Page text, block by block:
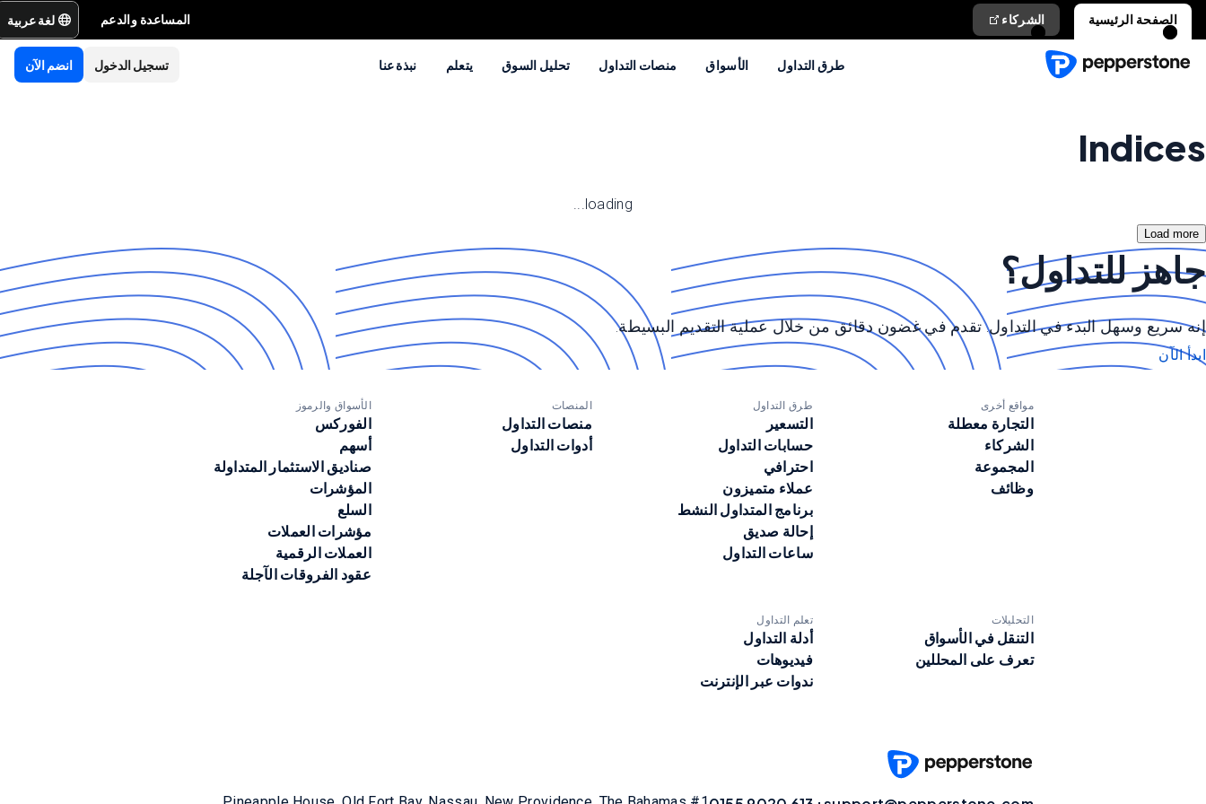
الصفحة الرئيسية الشركاء المساعدة والدعم لغة عربية
طرق التداول الأسواق منصات التداول تحليل السوق يتعلم نبذة عنا انضم الآن تسجيل الدخول
Indices
loading...
Load more
جاهز للتداول؟
إنه سريع وسهل البدء في التداول. تقدم في غضون دقائق من خلال عملية التقديم البسيطة.
ابدأ الآن
مواقع أخرى
التجارة معطلة
الشركاء
المجموعة
وظائف
طرق التداول
التسعير
حسابات التداول
احترافي
عملاء متميزون
برنامج المتداول النشط
إحالة صديق
ساعات التداول
المنصات
منصات التداول
أدوات التداول
الأسواق والرموز
الفوركس
أسهم
صناديق الاستثمار المتداولة
المؤشرات
السلع
مؤشرات العملات
العملات الرقمية
عقود الفروقات الآجلة
التحليلات
التنقل في الأسواق
تعرف على المحللين
تعلم التداول
أدلة التداول
فيديوهات
ندوات عبر الإنترنت